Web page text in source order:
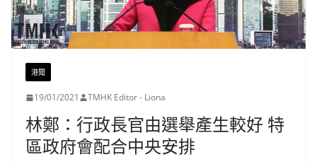
港聞
19/01/2021 TMHK Editor - Liona
林鄭：行政長官由選舉產生較好 特
區政府會配合中央安排